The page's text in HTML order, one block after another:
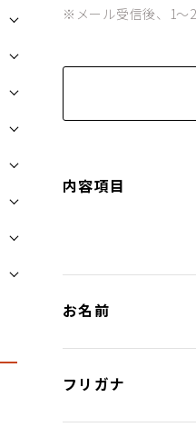
※メール受信後、1～
内容項目
お名前
フリガナ